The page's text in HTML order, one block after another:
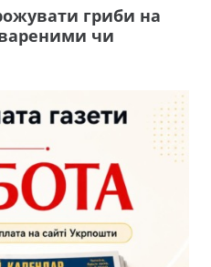
гриби на
чи